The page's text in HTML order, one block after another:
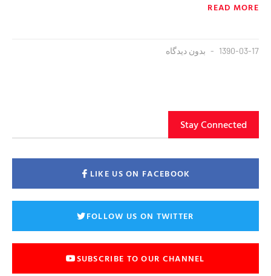
READ MORE
1390-03-17 بدون دیدگاه
Stay Connected
LIKE US ON FACEBOOK
FOLLOW US ON TWITTER
SUBSCRIBE TO OUR CHANNEL